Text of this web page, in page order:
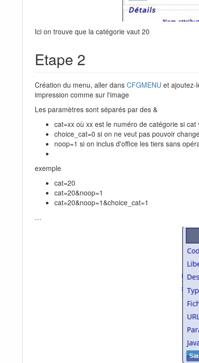
Ici on trouve que la catégorie vaut 20
Etape 2
Création du menu, aller dans CFGMENU et ajoutez-
impression comme sur l'image
Les paramètres sont séparés par des &
cat=xx où xx est le numéro de catégorie si
choice_cat=0 si on ne veut pas pouvoir
noop=1 si on inclus d'office les tiers sans
exemple
cat=20
cat=20&noop=1
cat=20&noop=1&choice_cat=1
…